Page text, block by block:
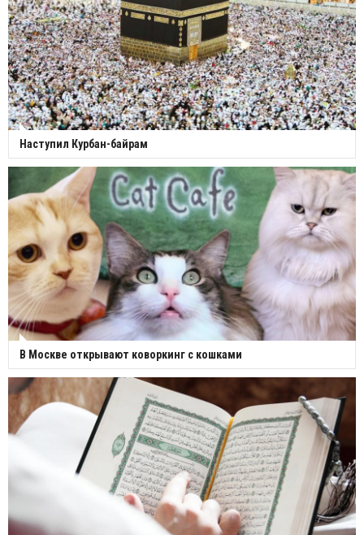
Наступил Курбан-байрам
В Москве открывают коворкинг с кошками